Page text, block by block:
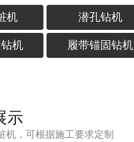
机 潜孔钻机
机 履带锚固钻机
示
机，可根据施工要求定制